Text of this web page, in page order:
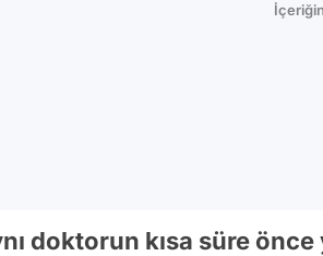
doktorun kısa süre önce